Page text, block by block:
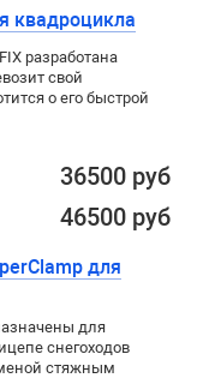
квадроцикла
разработана
свой
о его быстрой
36500 руб
46500 руб
для
для
снегоходов
стяжным